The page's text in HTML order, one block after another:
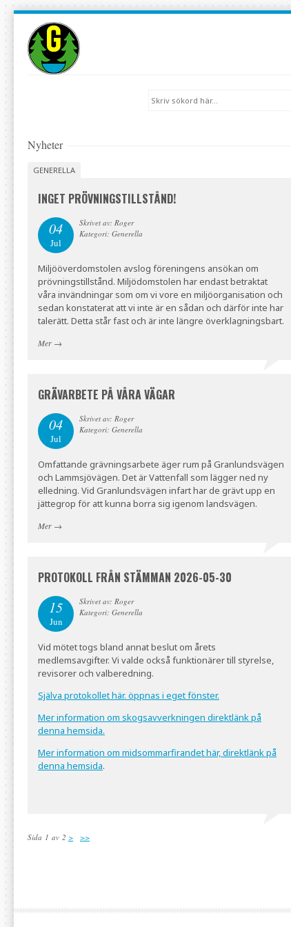
navigation
Skip
Sök:
Nyheter
GENERELLA
INGET PRÖVNINGSTILLSTÅND!
04
Jul
Skrivet av: Roger
Kategori: Generella
Miljööverdomstolen avslog föreningens ansökan om
prövningstillstånd. Miljödomstolen har endast betraktat
våra invändningar som om vi vore en miljöorganisation och
sedan konstaterat att vi inte är en sådan och därför inte har
talerätt. Detta står fast och är inte längre överklagningsbart.
Mer →
GRÄVARBETE PÅ VÅRA VÄGAR
04
Jul
Skrivet av: Roger
Kategori: Generella
Omfattande grävningsarbete äger rum på Granlundsvägen
och Lammsjövägen. Det är Vattenfall som lägger ned ny
elledning. Vid Granlundsvägen infart har de grävt upp en
jättegrop för att kunna borra sig igenom landsvägen.
Mer →
PROTOKOLL FRÅN STÄMMAN 2026-05-30
15
Jun
Skrivet av: Roger
Kategori: Generella
Vid mötet togs bland annat beslut om årets
medlemsavgifter. Vi valde också funktionärer till styrelse,
revisorer och valberedning.
Själva protokollet här. öppnas i eget fönster.
Mer information om skogsavverkningen direktlänk på
denna hemsida.
Mer information om midsommarfirandet här, direktlänk på
denna hemsida.
Sida 1 av 2 > >>